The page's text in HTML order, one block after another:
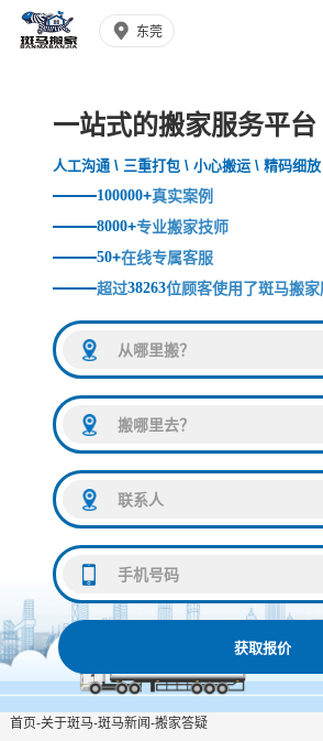
东莞
一站式的搬家服务平台
人工沟通 \ 三重打包 \ 小心搬运 \ 精码细
100000+真实案例
8000+专业搬家技师
50+在线专属客服
超过38263位顾客使用了斑马搬家
获取报价
首页-关于斑马-斑马新闻-搬家答疑